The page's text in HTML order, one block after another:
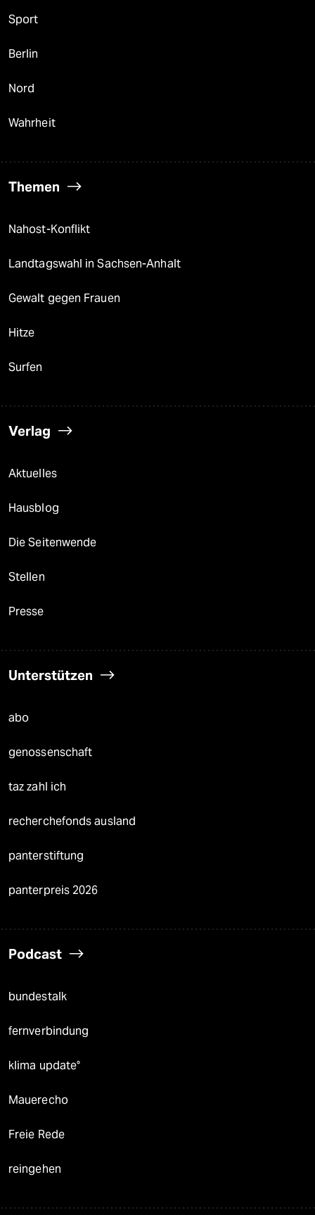
Sport
Berlin
Nord
Wahrheit
Themen
Nahost-Konflikt
Landtagswahl in Sachsen-Anhalt
Gewalt gegen Frauen
Hitze
Surfen
Verlag
Aktuelles
Hausblog
Die Seitenwende
Stellen
Presse
Unterstützen
abo
genossenschaft
taz zahl ich
recherchefonds ausland
panterstiftung
panterpreis 2026
Podcast
bundestalk
fernverbindung
klima update°
Mauerecho
Freie Rede
reingehen